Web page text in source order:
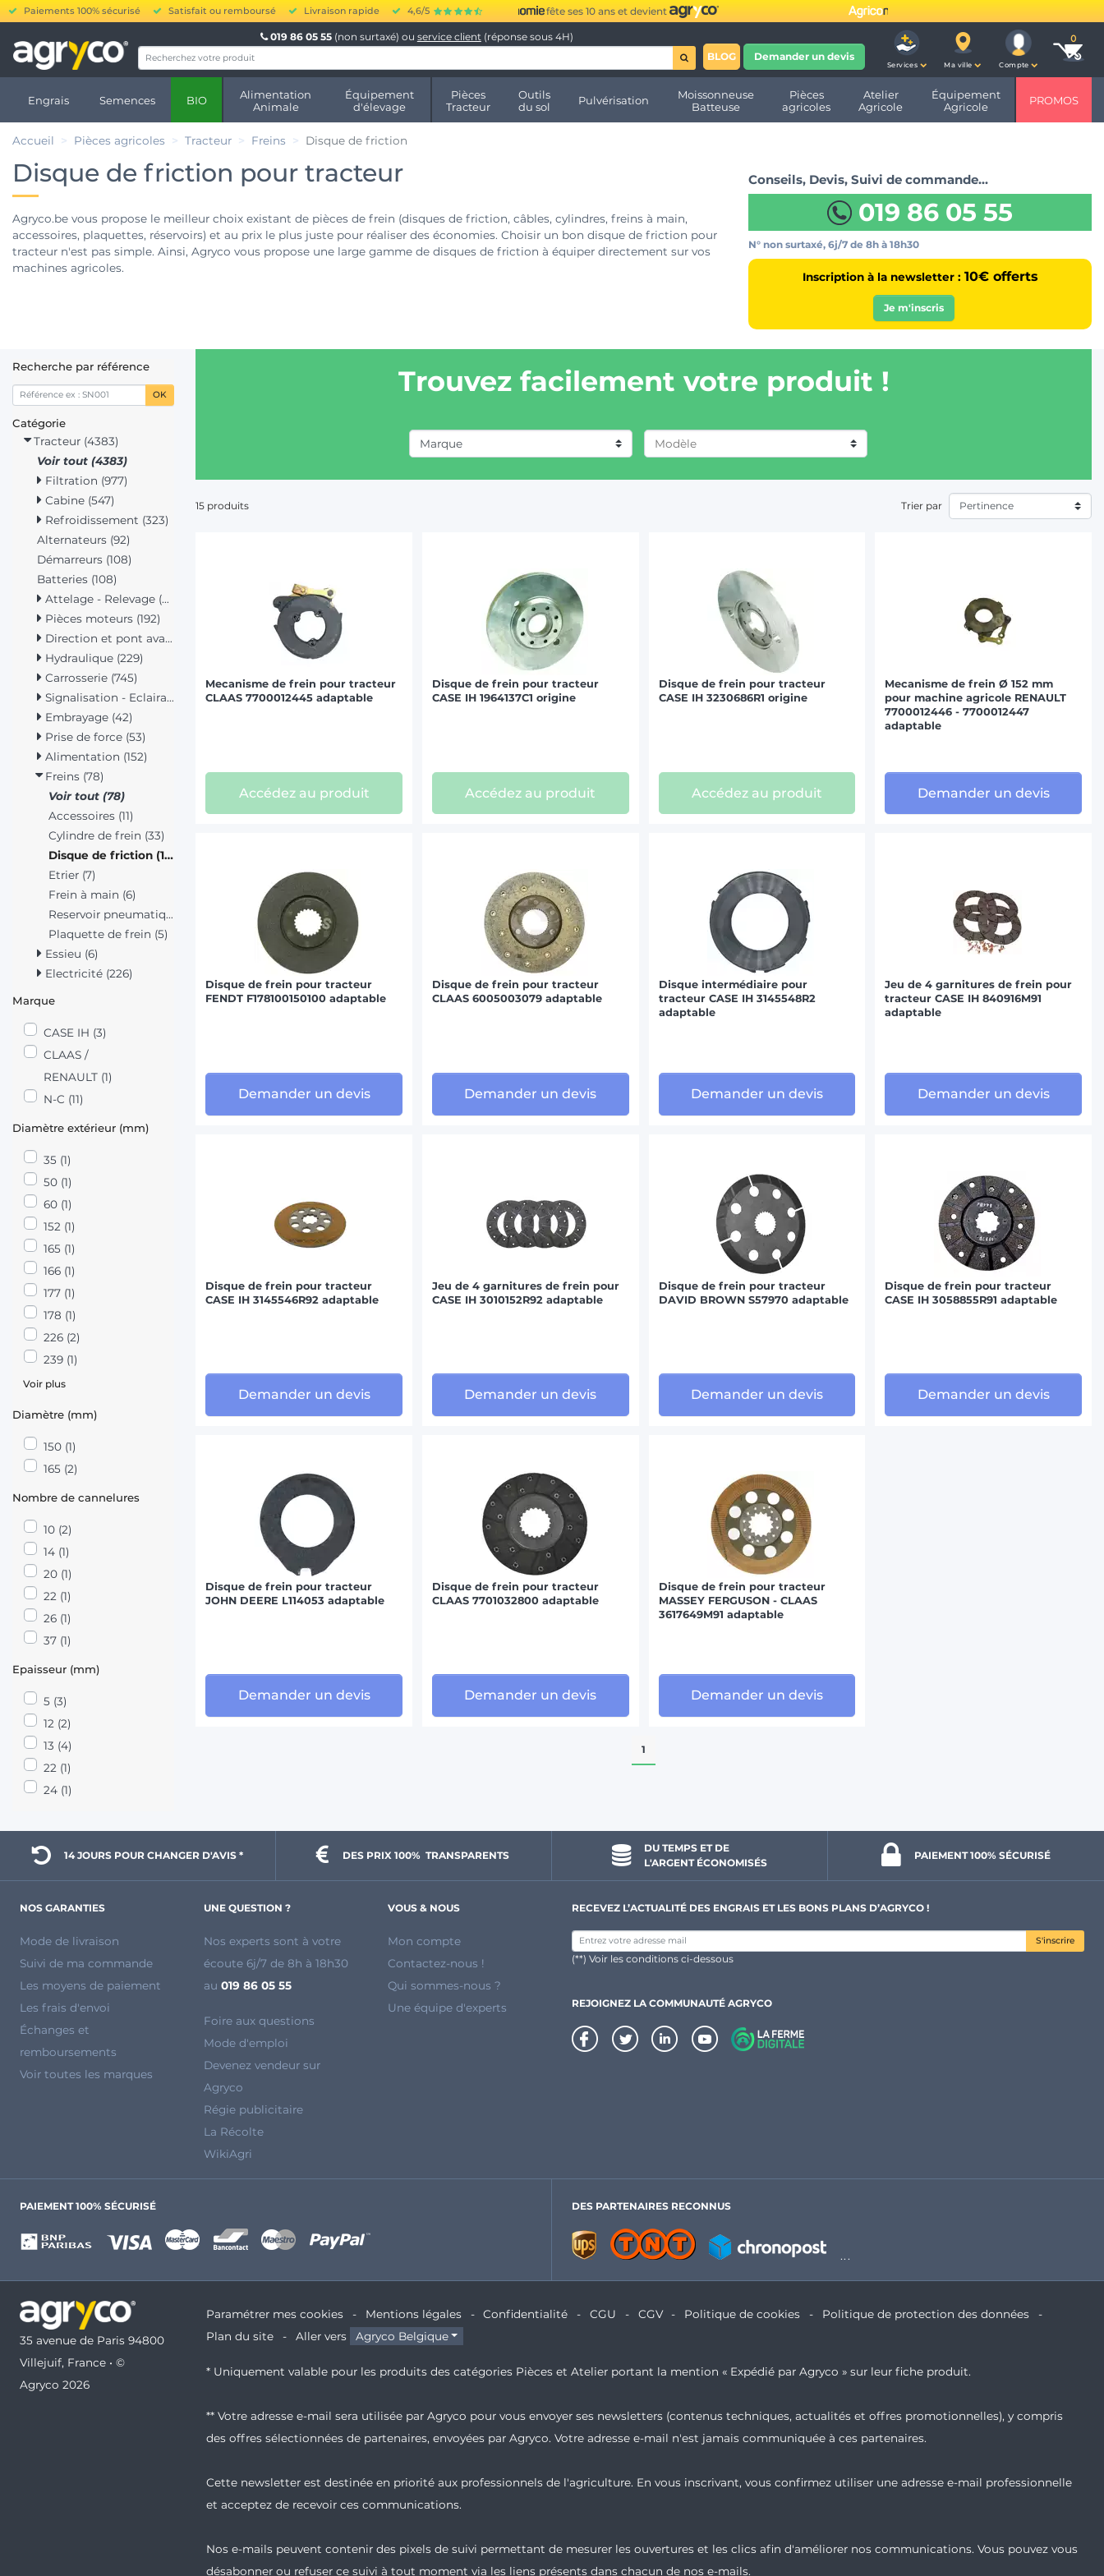
Paiements 100% sécurisé Satisfait ou remboursé Livraison rapide 4,6/5 fête ses 10 ans et devient
019 86 05 55 (non surtaxé) ou service client (réponse sous 4H)
BLOG
Demander un devis
Services Ma ville Compte
Engrais Semences BIO
Alimentation
Animale
Équipement
d'élevage
Pièces
Tracteur
Outils
du sol
Pulvérisation
Moissonneuse
Batteuse
Pièces
agricoles
Atelier
Agricole
Équipement
Agricole
PROMOS
Accueil Pièces agricoles Tracteur Freins Disque de friction
Disque de friction pour tracteur
Agryco.be vous propose le meilleur choix existant de pièces de frein (disques de friction, câbles, cylindres, freins à main,
accessoires, plaquettes, réservoirs) et au prix le plus juste pour réaliser des économies. Choisir un bon disque de friction pour
tracteur n'est pas simple. Ainsi, Agryco vous propose une large gamme de disques de friction à équiper directement sur vos
machines agricoles.
Conseils, Devis, Suivi de commande…
019 86 05 55
N° non surtaxé, 6j/7 de 8h à 18h30
Inscription à la newsletter : 10€ offerts
Je m'inscris
Recherche par référence
OK
Catégorie
Tracteur (4383)
Voir tout (4383)
Filtration (977)
Cabine (547)
Refroidissement (323)
Alternateurs (92)
Démarreurs (108)
Batteries (108)
Attelage - Relevage (315)
Pièces moteurs (192)
Direction et pont avant (125)
Hydraulique (229)
Carrosserie (745)
Signalisation - Eclairage (322)
Embrayage (42)
Prise de force (53)
Alimentation (152)
Freins (78)
Voir tout (78)
Accessoires (11)
Cylindre de frein (33)
Disque de friction (15)
Etrier (7)
Frein à main (6)
Reservoir pneumatique (1)
Plaquette de frein (5)
Essieu (6)
Electricité (226)
Marque
CASE IH (3)
CLAAS /
RENAULT (1)
N-C (11)
Diamètre extérieur (mm)
35 (1)
50 (1)
60 (1)
152 (1)
165 (1)
166 (1)
177 (1)
178 (1)
226 (2)
239 (1)
Voir plus
Diamètre (mm)
150 (1)
165 (2)
Nombre de cannelures
10 (2)
14 (1)
20 (1)
22 (1)
26 (1)
37 (1)
Epaisseur (mm)
5 (3)
12 (2)
13 (4)
22 (1)
24 (1)
Trouvez facilement votre produit !
Marque
FENDT (1)
FORD (1)
HURLIMANN (1)
JOHN DEERE (1)
MASSEY FERGUSON (3)
VALMET-VALTRA (2)
15 produits Trier par
Mecanisme de frein pour tracteur
CLAAS 7700012445 adaptable
Accédez au produit
Disque de frein pour tracteur
CASE IH 1964137C1 origine
Accédez au produit
Disque de frein pour tracteur
CASE IH 3230686R1 origine
Accédez au produit
Mecanisme de frein Ø 152 mm
pour machine agricole RENAULT
7700012446 - 7700012447
adaptable
Demander un devis
Disque de frein pour tracteur
FENDT F178100150100 adaptable
Demander un devis
Disque de frein pour tracteur
CLAAS 6005003079 adaptable
Demander un devis
Disque intermédiaire pour
tracteur CASE IH 3145548R2
adaptable
Demander un devis
Jeu de 4 garnitures de frein pour
tracteur CASE IH 840916M91
adaptable
Demander un devis
Disque de frein pour tracteur
CASE IH 3145546R92 adaptable
Demander un devis
Jeu de 4 garnitures de frein pour
CASE IH 3010152R92 adaptable
Demander un devis
Disque de frein pour tracteur
DAVID BROWN S57970 adaptable
Demander un devis
Disque de frein pour tracteur
CASE IH 3058855R91 adaptable
Demander un devis
Disque de frein pour tracteur
JOHN DEERE L114053 adaptable
Demander un devis
Disque de frein pour tracteur
CLAAS 7701032800 adaptable
Demander un devis
Disque de frein pour tracteur
MASSEY FERGUSON - CLAAS
3617649M91 adaptable
Demander un devis
1
14 JOURS POUR CHANGER D'AVIS * DES PRIX 100% TRANSPARENTS
DU TEMPS ET DE
L'ARGENT ÉCONOMISÉS
PAIEMENT 100% SÉCURISÉ
NOS GARANTIES
Mode de livraison
Suivi de ma commande
Les moyens de paiement
Les frais d'envoi
Échanges et
remboursements
Voir toutes les marques
UNE QUESTION ?
Nos experts sont à votre
écoute 6j/7 de 8h à 18h30
au 019 86 05 55
Foire aux questions
Mode d'emploi
Devenez vendeur sur
Agryco
Régie publicitaire
La Récolte
WikiAgri
VOUS & NOUS
Mon compte
Contactez-nous !
Qui sommes-nous ?
Une équipe d'experts
RECEVEZ L’ACTUALITÉ DES ENGRAIS ET LES BONS PLANS D’AGRYCO !
S'inscrire
(**) Voir les conditions ci-dessous
REJOIGNEZ LA COMMUNAUTÉ AGRYCO
PAIEMENT 100% SÉCURISÉ DES PARTENAIRES RECONNUS
35 avenue de Paris 94800
Villejuif, France • ©
Agryco 2026
Paramétrer mes cookies Mentions légales Confidentialité CGU CGV Politique de cookies
Politique de protection des données
Plan du site
Aller vers Agryco Belgique
* Uniquement valable pour les produits des catégories Pièces et Atelier portant la mention « Expédié par Agryco » sur leur fiche produit.
** Votre adresse e-mail sera utilisée par Agryco pour vous envoyer ses newsletters (contenus techniques, actualités et offres promotionnelles), y compris
des offres sélectionnées de partenaires, envoyées par Agryco. Votre adresse e-mail n'est jamais communiquée à ces partenaires.
Cette newsletter est destinée en priorité aux professionnels de l'agriculture. En vous inscrivant, vous confirmez utiliser une adresse e-mail professionnelle
et acceptez de recevoir ces communications.
Nos e-mails peuvent contenir des pixels de suivi permettant de mesurer les ouvertures et les clics afin d'améliorer nos communications. Vous pouvez vous
désabonner ou refuser ce suivi à tout moment via les liens présents dans chacun de nos e-mails.